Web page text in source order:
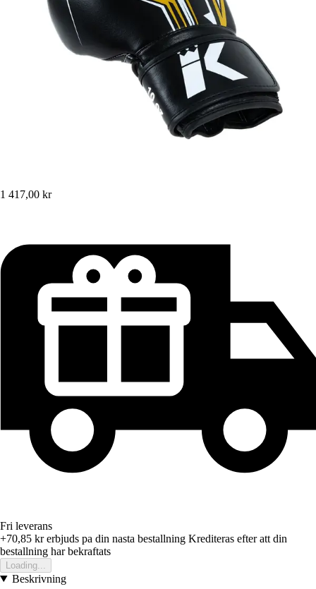
1 417,00 kr
Fri leverans
+70,85 krerbjuds pa din nasta bestallning Krediteras efter att din
bestallning har bekraftats
Loading...
Beskrivning